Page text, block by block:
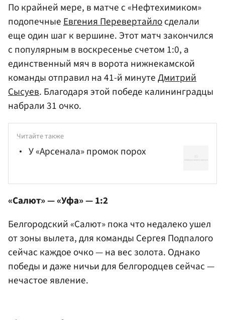
По крайней мере, в матче с «Нефтехимиком»
подопечныеЕвгения Перевертайлосделали
еще один шаг к вершине. Этот матч закончился
с популярным в воскресенье счетом 1:0, а
единственный мяч в ворота нижнекамской
команды отправил на 41-й минутеДмитрий
Сысуев. Благодаря этой победе калининградцы
набрали 31 очко.
Читайте также
У «Арсенала» промок порох
«Салют» — «Уфа» — 1:2
Белгородский «Салют» пока что недалеко ушел
от зоны вылета, для команды Сергея Подпалого
сейчас каждое очко — на вес золота. Однако
победы и даже ничьи для белгородцев сейчас —
нечастое явление.